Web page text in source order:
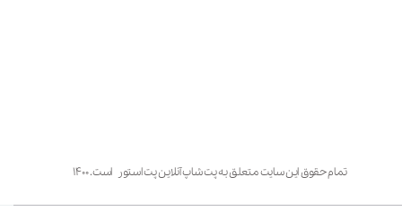
تمام حقوق این سایت متعلق به پت شاپ آنلاین پت استور است. ۱۴۰۰